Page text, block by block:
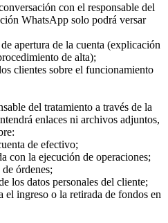
con el responsable del
WhatsApp solo podrá versar
apertura de la cuenta (explicación
de alta);
clientes sobre el funcionamiento
del tratamiento a través de la
enlaces ni archivos adjuntos,
de efectivo;
con la ejecución de operaciones;
órdenes;
los datos personales del cliente;
el ingreso o la retirada de fondos en